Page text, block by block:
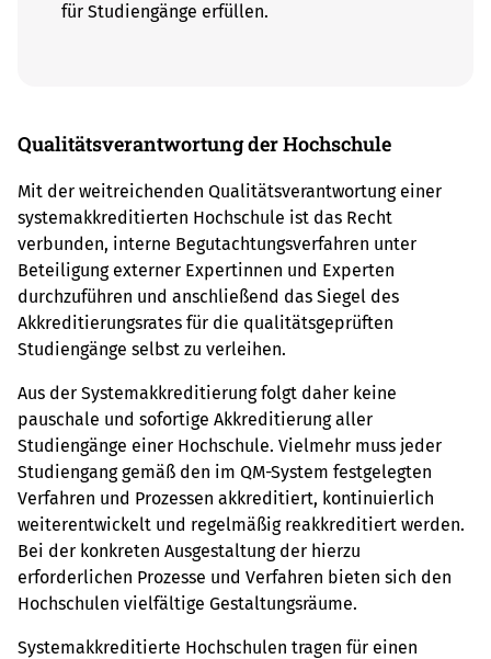
für Studiengänge erfüllen.
Qualitätsverantwortung der Hochschule
Mit der weitreichenden Qualitätsverantwortung einer
systemakkreditierten Hochschule ist das Recht
verbunden, interne Begutachtungsverfahren unter
Beteiligung externer Expertinnen und Experten
durchzuführen und anschließend das Siegel des
Akkreditierungsrates für die qualitätsgeprüften
Studiengänge selbst zu verleihen.
Aus der Systemakkreditierung folgt daher keine
pauschale und sofortige Akkreditierung aller
Studiengänge einer Hochschule. Vielmehr muss jeder
Studiengang gemäß den im QM-System festgelegten
Verfahren und Prozessen akkreditiert, kontinuierlich
weiterentwickelt und regelmäßig reakkreditiert werden.
Bei der konkreten Ausgestaltung der hierzu
erforderlichen Prozesse und Verfahren bieten sich den
Hochschulen vielfältige Gestaltungsräume.
Systemakkreditierte Hochschulen tragen für einen